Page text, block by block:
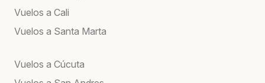
Vuelos a Cali
Vuelos a Santa Marta
Vuelos a Cúcuta